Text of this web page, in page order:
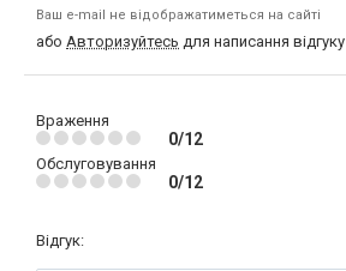
Ваш e-mail не відображатиметься на сайті
або Авторизуйтесь для написання відгуку
Враження
0/12
Обслуговування
0/12
Відгук: